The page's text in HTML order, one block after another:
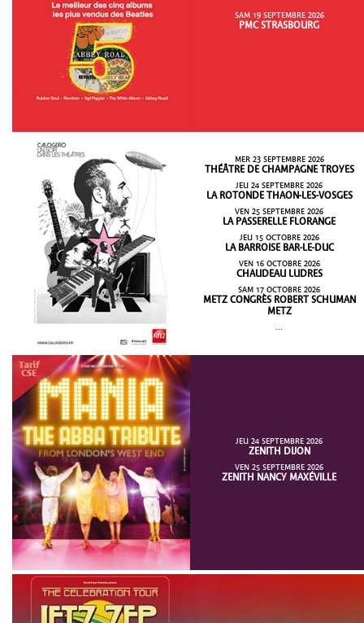
SAM 19 SEPTEMBRE 2026
PMC STRASBOURG
MER 23 SEPTEMBRE 2026
THÉÂTRE DE CHAMPAGNE TROYES
JEU 24 SEPTEMBRE 2026
LA ROTONDE THAON-LES-VOSGES
VEN 25 SEPTEMBRE 2026
LA PASSERELLE FLORANGE
JEU 15 OCTOBRE 2026
LA BARROISE BAR-LE-DUC
VEN 16 OCTOBRE 2026
CHAUDEAU LUDRES
SAM 17 OCTOBRE 2026
METZ CONGRÈS ROBERT SCHUMAN
METZ
JEU 24 SEPTEMBRE 2026
ZENITH DIJON
VEN 25 SEPTEMBRE 2026
ZENITH NANCY MAXÉVILLE